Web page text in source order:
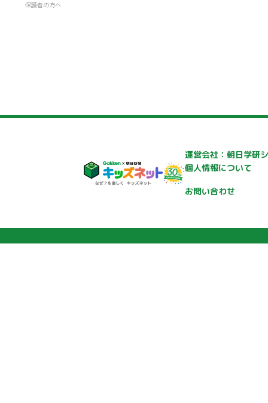
保護者の方へ
運営会社：朝日学研
個人情報について
お問い合わせ